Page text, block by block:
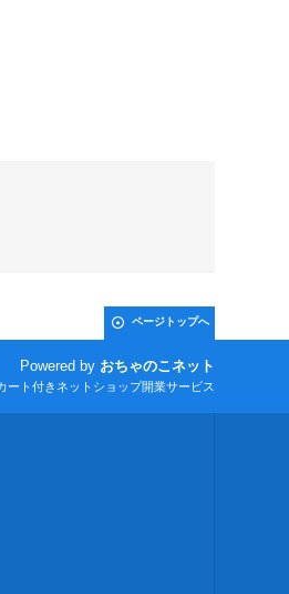
ページトップへ
Powered by おちゃのこネット
ート付きネットショップ開業サービス